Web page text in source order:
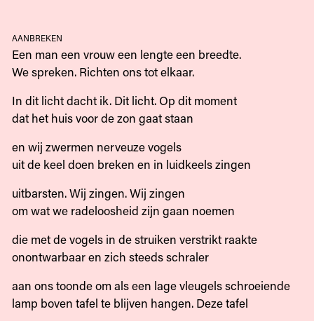
aanbreken
Een man een vrouw een lengte een breedte.
We spreken. Richten ons tot elkaar.
In dit licht dacht ik. Dit licht. Op dit moment
dat het huis voor de zon gaat staan
en wij zwermen nerveuze vogels
uit de keel doen breken en in luidkeels zingen
uitbarsten. Wij zingen. Wij zingen
om wat we radeloosheid zijn gaan noemen
die met de vogels in de struiken verstrikt raakte
onontwarbaar en zich steeds schraler
aan ons toonde om als een lage vleugels schroeiende
lamp boven tafel te blijven hangen. Deze tafel